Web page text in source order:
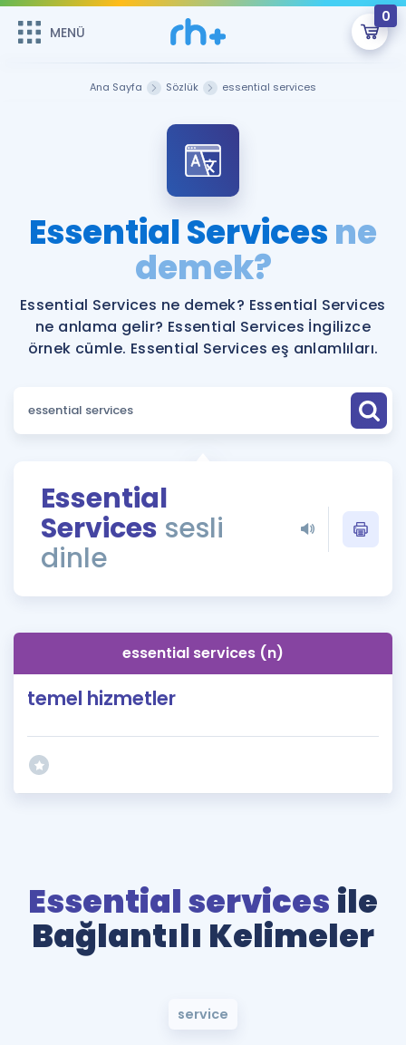
MENÜ
0
Şifremi Hatırlamıyorum
Sepetin Şu An Boş.
Remzi Hoca ile seni sınava hazırlayacak onlarca eğitim seni
bekliyor!
MENÜ
Katılımcı Görüşleri
Faydalı Araçlar
Ücretsiz Kaynaklar
ÖSYM Sınav Takvimi
Kampanyalar
Blog
İngilizce Gramer
Ana Sayfa Sözlük essential services
Essential Servicesne
demek?
Essential Services ne demek? Essential Services
ne anlama gelir? Essential Services İngilizce
örnek cümle. Essential Services eş anlamlıları.
Essential
Services sesli
dinle
essential services (n)
temel hizmetler
Essential services ile
Bağlantılı Kelimeler
service